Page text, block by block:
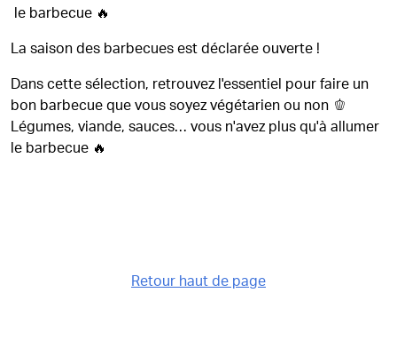
Retour haut de page
le barbecue 🔥
La saison des barbecues est déclarée ouverte !
Dans cette sélection, retrouvez l'essentiel pour faire un
bon barbecue que vous soyez végétarien ou non 🫑
Légumes, viande, sauces… vous n'avez plus qu'à allumer
le barbecue 🔥